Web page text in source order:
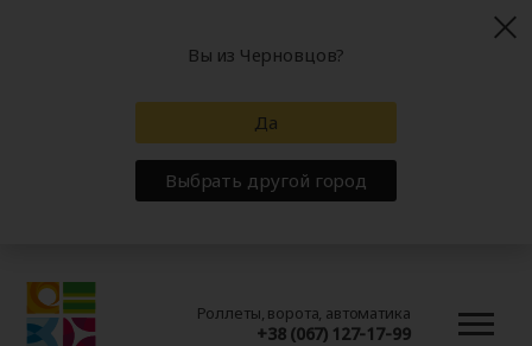
Роллеты, ворота, автоматика
+38 (067) 127-17-99
Вы из Черновцов?
Да
Выбрать другой город